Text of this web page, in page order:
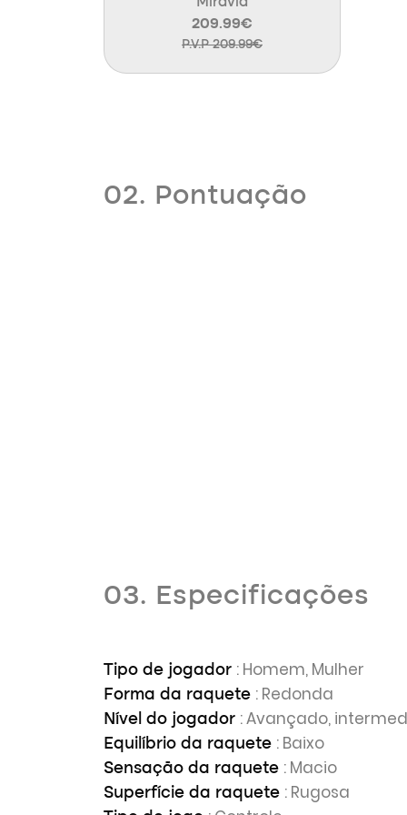
209.99€
P.V.P 209.99€
02. Pontuação
03. Especificações
Tipo de jogador : Homem, Mulher
Forma da raquete : Redonda
Nível do jogador : Avançado,
Equilíbrio da raquete : Baixo
Sensação da raquete : Macio
Superfície da raquete : Rugosa